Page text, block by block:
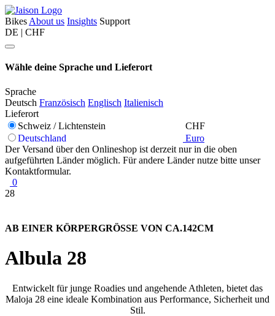
Bikes About us Insights Support
DE | CHF
Wähle deine Sprache und Lieferort
Sprache
Deutsch Französisch Englisch Italienisch
Lieferort
Schweiz / Lichtenstein
CHF
Deutschland
Euro
Der Versand über den Onlineshop ist derzeit nur in die oben
aufgeführten Länder möglich. Für andere Länder nutze bitte unser
Kontaktformular.
0
28
AB EINER KÖRPERGRÖSSE VON CA.142CM
Albula 28
Entwickelt für junge Roadies und angehende Athleten, bietet das
Maloja 28 eine ideale Kombination aus Performance, Sicherheit und
Stil.